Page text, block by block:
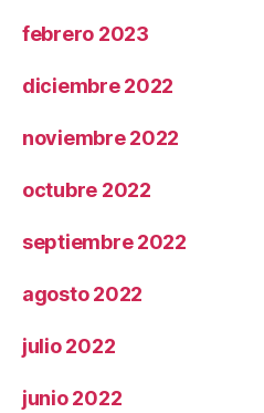
febrero 2023
diciembre 2022
noviembre 2022
octubre 2022
septiembre 2022
agosto 2022
julio 2022
junio 2022